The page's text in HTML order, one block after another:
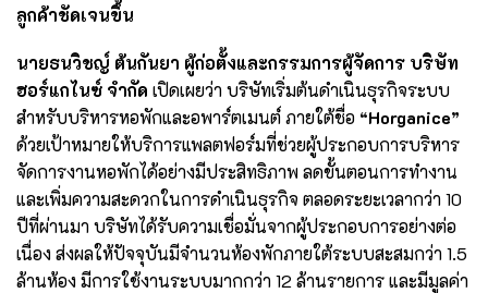
ลูกค้าชัดเจนขึ้น
นายธนวิชญ์ ต้นกันยา ผู้ก่อตั้งและกรรมการผู้จัดการ บริษัท
ฮอร์แกไนซ์ จำกัด เปิดเผยว่า บริษัทเริ่มต้นดำเนินธุรกิจระบบ
สำหรับบริหารหอพักและอพาร์ตเมนต์ ภายใต้ชื่อ “Horganice”
ด้วยเป้าหมายให้บริการแพลตฟอร์มที่ช่วยผู้ประกอบการบริหาร
จัดการงานหอพักได้อย่างมีประสิทธิภาพ ลดขั้นตอนการทำงาน
และเพิ่มความสะดวกในการดำเนินธุรกิจ ตลอดระยะเวลากว่า 10
ปีที่ผ่านมา บริษัทได้รับความเชื่อมั่นจากผู้ประกอบการอย่างต่อ
เนื่อง ส่งผลให้ปัจจุบันมีจำนวนห้องพักภายใต้ระบบสะสมกว่า 1.5
ล้านห้อง มีการใช้งานระบบมากกว่า 12 ล้านรายการ และมีมูลค่า